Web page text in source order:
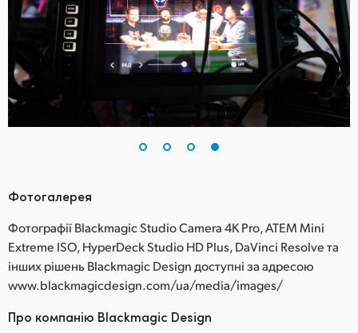
Фотогалерея
Фотографії Blackmagic Studio Camera 4K Pro, ATEM Mini
Extreme ISO, HyperDeck Studio HD Plus, DaVinci Resolve та
інших рішень Blackmagic Design доступні за адресою
www.blackmagicdesign.com/ua/media/images/
Про компанію Blackmagic Design